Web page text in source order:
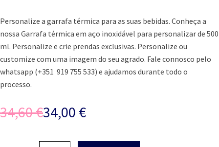
Personalize a garrafa térmica para as suas bebidas. Conheça a
nossa Garrafa térmica em aço inoxidável para personalizar de 500
ml. Personalize e crie prendas exclusivas. Personalize ou
customize com uma imagem do seu agrado. Fale connosco pelo
whatsapp (+351 919 755 533) e ajudamos durante todo o
processo.
34,60€
O
34,00 €
O